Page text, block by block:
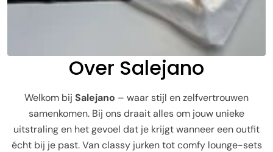
Over Salejano
Welkom bij Salejano – waar stijl en zelfvertrouwen
samenkomen. Bij ons draait alles om jouw unieke
uitstraling en het gevoel dat je krijgt wanneer een outfit
écht bij je past. Van classy jurken tot comfy lounge-sets